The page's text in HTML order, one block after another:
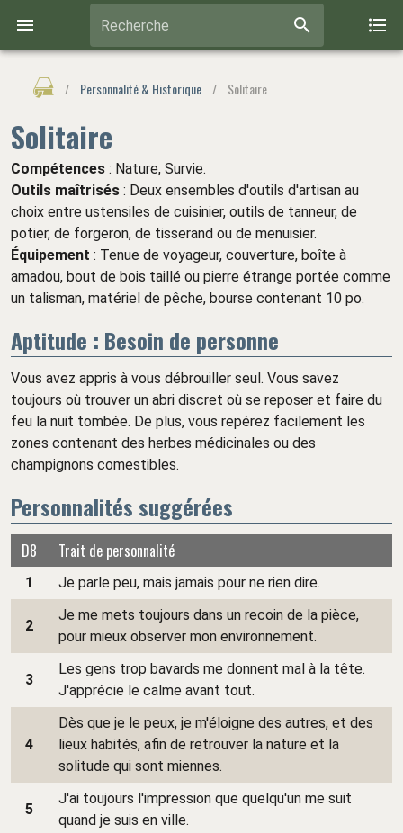
Recherche
/ Personnalité & Historique / Solitaire
Solitaire
Compétences : Nature, Survie.
Outils maîtrisés : Deux ensembles d'outils d'artisan au
choix entre ustensiles de cuisinier, outils de tanneur, de
potier, de forgeron, de tisserand ou de menuisier.
Équipement : Tenue de voyageur, couverture, boîte à
amadou, bout de bois taillé ou pierre étrange portée comme
un talisman, matériel de pêche, bourse contenant 10 po.
Aptitude : Besoin de personne
Vous avez appris à vous débrouiller seul. Vous savez
toujours où trouver un abri discret où se reposer et faire du
feu la nuit tombée. De plus, vous repérez facilement les
zones contenant des herbes médicinales ou des
champignons comestibles.
Personnalités suggérées
D8 Trait de personnalité
1 Je parle peu, mais jamais pour ne rien dire.
2
Je me mets toujours dans un recoin de la pièce,
pour mieux observer mon environnement.
3
Les gens trop bavards me donnent mal à la tête.
J'apprécie le calme avant tout.
4
Dès que je le peux, je m'éloigne des autres, et des
lieux habités, afin de retrouver la nature et la
solitude qui sont miennes.
5
J'ai toujours l'impression que quelqu'un me suit
quand je suis en ville.